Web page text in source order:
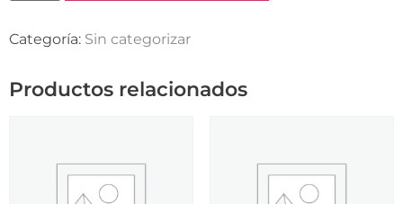
Categoría: Sin categorizar
Productos relacionados